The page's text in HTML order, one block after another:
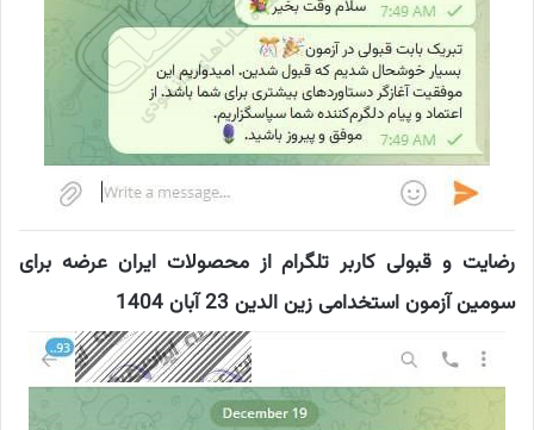
رضایت و قبولی کاربر تلگرام از محصولات ایران عرضه برای
سومین آزمون استخدامی زین الدین 23 آبان 1404